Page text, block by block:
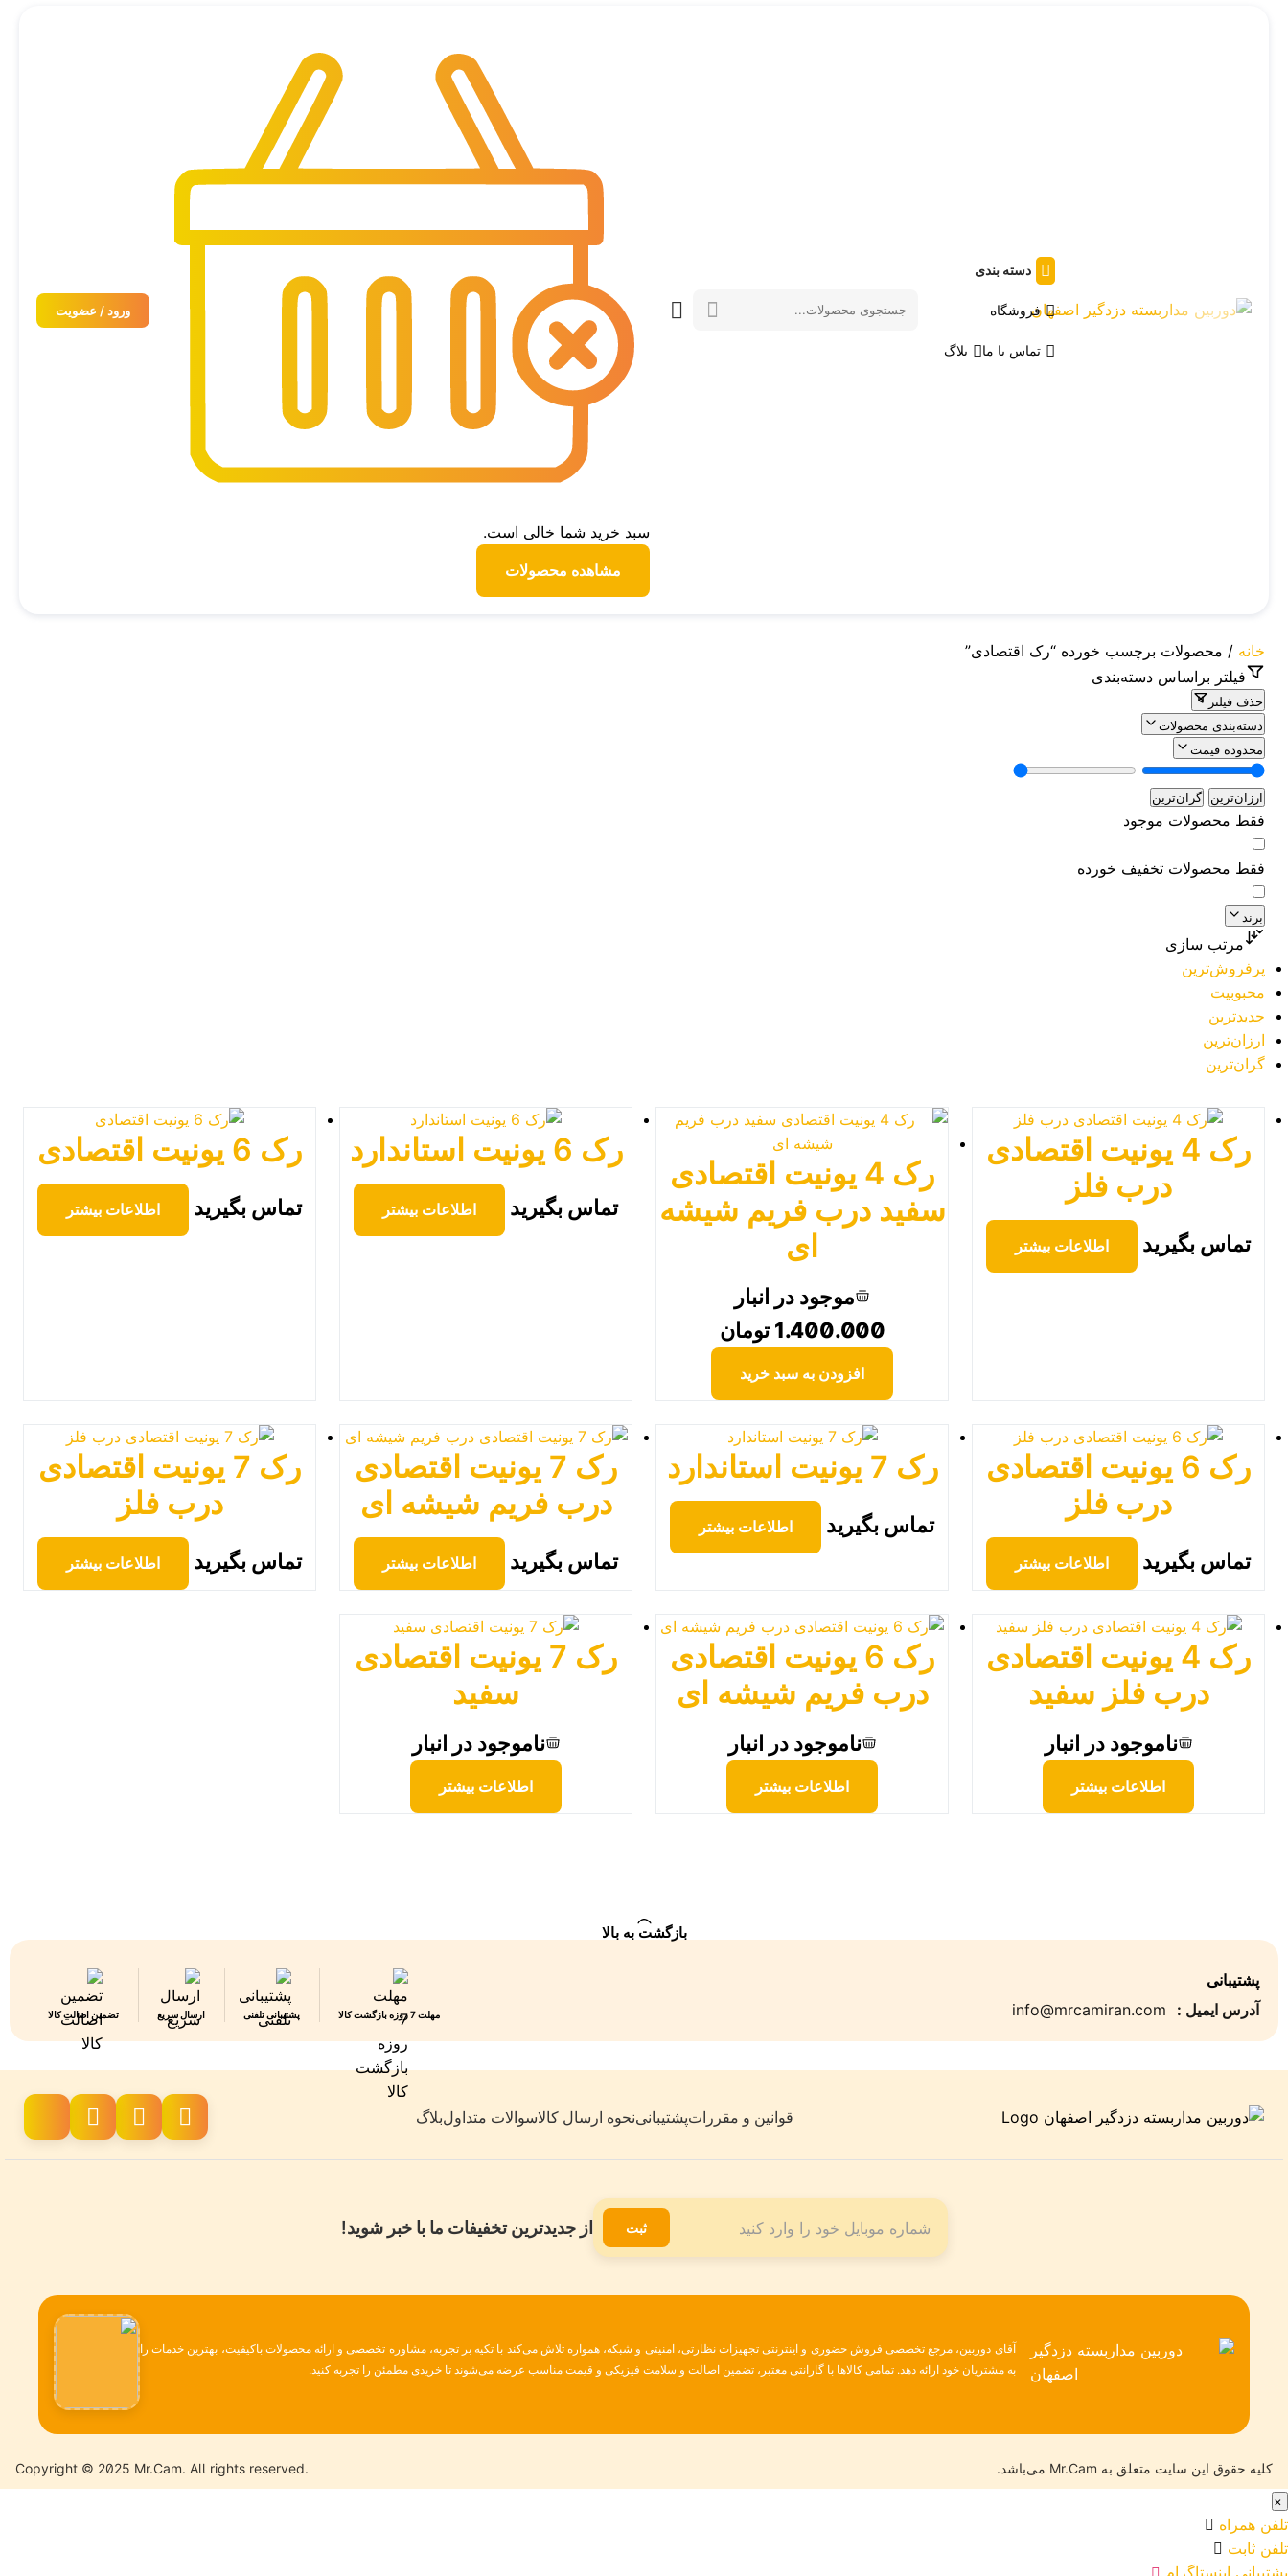
دسته بندی
فروشگاه
تماس با ما بلاگ
Search
سبد خرید شما خالی است.
مشاهده محصولات
ورود / عضویت
خانه / محصولات برچسب خورده “رک اقتصادی”
فیلتر براساس دسته‌بندی
حذف فیلتر
دسته‌بندی محصولات
محدوده قیمت
ارزان‌ترین گران‌ترین
فقط محصولات موجود
فقط محصولات تخفیف خورده
برند
مرتب سازی
پرفروش‌ترین
محبوبیت
جدیدترین
ارزان‌ترین
گران‌ترین
رک 4 یونیت اقتصادی
درب فلز
تماس بگیرید اطلاعات بیشتر
رک 4 یونیت اقتصادی
سفید درب فریم شیشه
ای
موجود در انبار
1.400.000 تومان
افزودن به سبد خرید
رک 6 یونیت استاندارد
تماس بگیرید اطلاعات بیشتر
رک 6 یونیت اقتصادی
تماس بگیرید اطلاعات بیشتر
رک 6 یونیت اقتصادی
درب فلز
تماس بگیرید اطلاعات بیشتر
رک 7 یونیت استاندارد
تماس بگیرید اطلاعات بیشتر
رک 7 یونیت اقتصادی
درب فریم شیشه ای
تماس بگیرید اطلاعات بیشتر
رک 7 یونیت اقتصادی
درب فلز
تماس بگیرید اطلاعات بیشتر
رک 4 یونیت اقتصادی
درب فلز سفید
ناموجود در انبار
اطلاعات بیشتر
رک 6 یونیت اقتصادی
درب فریم شیشه ای
ناموجود در انبار
اطلاعات بیشتر
رک 7 یونیت اقتصادی
سفید
ناموجود در انبار
اطلاعات بیشتر
بازگشت به بالا
پشتیبانی
آدرس ایمیل :
مهلت 7 روزه بازگشت کالا پشتیبانی تلفنی ارسال سریع تضمین اصالت کالا
قوانین و مقرراتپشتیبانینحوه ارسال کالاسوالات متداولبلاگ
از جدیدترین تخفیفات ما با خبر شوید! ثبت
آقای دوربین، مرجع تخصصی فروش حضوری و اینترنتی تجهیزات نظارتی، امنیتی و شبکه، همواره تلاش می‌کند با تکیه بر تجربه، مشاوره تخصصی و ارائه محصولات باکیفیت، بهترین خدمات را
به مشتریان خود ارائه دهد. تمامی کالاها با گارانتی معتبر، تضمین اصالت و سلامت فیزیکی و قیمت مناسب عرضه می‌شوند تا خریدی مطمئن را تجربه کنید.
کلیه حقوق این سایت متعلق به Mr.Cam می‌باشد. Copyright © 2025 Mr.Cam. All rights reserved.
×
تلفن همراه
تلفن ثابت
پشتیبانی اینستاگرام